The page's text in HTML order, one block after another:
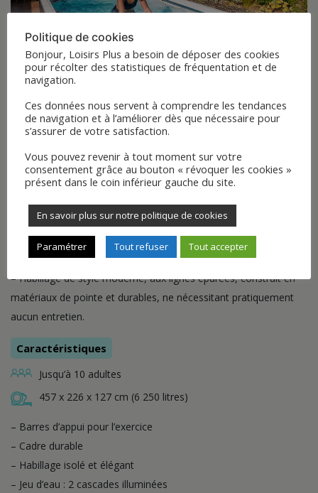
SwimCross X500
Le X500 avec ses 4,60 m est un exceptionnel espace
d’exercices, de détente et d’amusement :
– 4 jets générateurs de courant, 5 vitesses
– 3 sièges d’hydromassage possédant leur propre configuration
de jets pour une relaxation complète du corps
– Habillage de style moderne, aux lignes épurées, construit en
matériaux de pointe et durables, ne nécessitant pratiquement
aucun entretien.
Caractéristiques
Jusqu’à 10 adultes
457 x 226 x 127 cm (6 250 litres)
– Barres d’appui pour l’exercice
– Cadre durable
– Habillage isolé et élégant
– Jeu d’eau : 2 cascades illuminées
Politique de cookies
Bonjour, Loisirs Plus a besoin de déposer des cookies
pour récolter des statistiques de fréquentation et de
navigation.
Ces données nous servent à comprendre les tendances
de navigation et à l’améliorer dès que nécessaire pour
s’assurer de votre satisfaction.
Vous pouvez revenir à tout moment sur votre
consentement grâce au bouton « révoquer les cookies »
présent dans le coin inférieur gauche du site.
En savoir plus sur notre politique de cookies
Paramétrer Tout refuser Tout accepter